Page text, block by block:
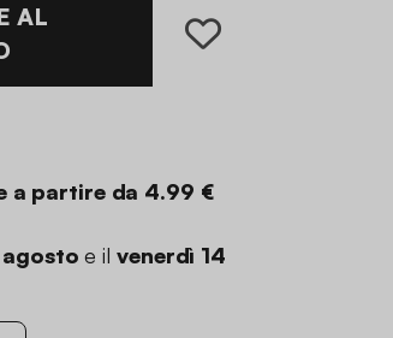
AL
a partire da 4.99 €
agosto e il venerdì 14